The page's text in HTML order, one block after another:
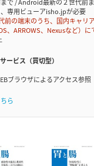
専用ビューアisho.jpが必要
の端末のうち、国内キャリ
、ARROWS、Nexusなど）
ービス（買切型）
ブラウザによるアクセス参照
ら